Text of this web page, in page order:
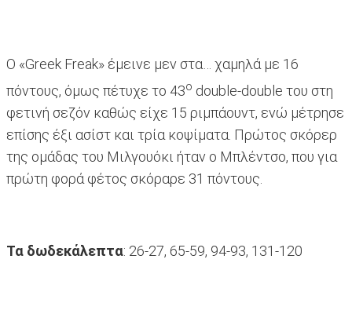
Ο «Greek Freak» έμεινε μεν στα… χαμηλά με 16
πόντους, όμως πέτυχε το 43ο double-double του στη
φετινή σεζόν καθώς είχε 15 ριμπάουντ, ενώ μέτρησε
επίσης έξι ασίστ και τρία κοψίματα. Πρώτος σκόρερ
της ομάδας του Μιλγουόκι ήταν ο Μπλέντσο, που για
πρώτη φορά φέτος σκόραρε 31 πόντους.
Τα δωδεκάλεπτα: 26-27, 65-59, 94-93, 131-120